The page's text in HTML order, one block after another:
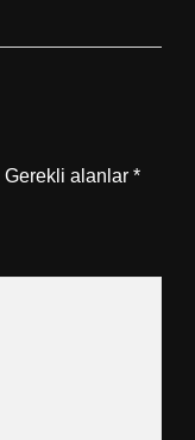
Gerekli alanlar *